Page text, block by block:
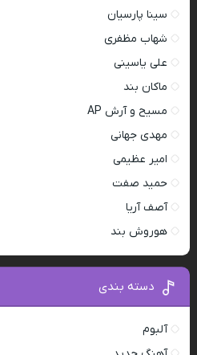
سینا پارسیان
شهاب مظفری
علی یاسینی
ماکان بند
مسیح و آرش AP
مهدی جهانی
امیر عظیمی
حمید صفت
آصف آریا
هوروش بند
دسته بندی
آلبوم